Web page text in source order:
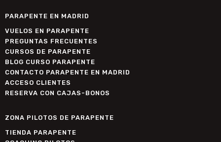
PARAPENTE EN MADRID
VUELOS EN PARAPENTE
PREGUNTAS FRECUENTES
CURSOS DE PARAPENTE
BLOG CURSO PARAPENTE
CONTACTO PARAPENTE EN MADRID
ACCESO CLIENTES
RESERVA CON CAJAS-BONOS
ZONA PILOTOS DE PARAPENTE
TIENDA PARAPENTE